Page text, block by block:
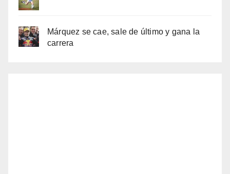
Márquez se cae, sale de último y gana la
carrera